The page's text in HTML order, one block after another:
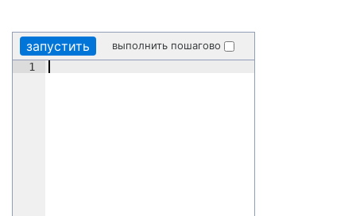
запустить
выполнить пошагово
1